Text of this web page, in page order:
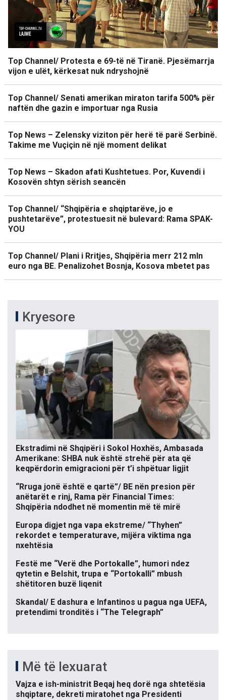
Top Channel/ Protesta e 69-të në Tiranë. Pjesëmarrja
vijon e ulët, kërkesat nuk ndryshojnë
Top Channel/ Senati amerikan miraton tarifa 500% për
naftën dhe gazin e importuar nga Rusia
Top News – Zelensky viziton për herë të parë Serbinë.
Takime me Vuçiçin në një moment delikat
Top News – Skadon afati Kushtetues. Por, Kuvendi i
Kosovën shtyn sërish seancën
Top Channel/ “Shqipëria e shqiptarëve, jo e
pushtetarëve”, protestuesit në bulevard: Rama SPAK-
YOU
Top Channel/ Plani i Rritjes, Shqipëria merr 212 mln
euro nga BE. Penalizohet Bosnja, Kosova mbetet pas
Kryesore
Ekstradimi në Shqipëri i Sokol Hoxhës, Ambasada
Amerikane: SHBA nuk është strehë për ata që
keqpërdorin emigracioni për t’i shpëtuar ligjit
“Rruga jonë është e qartë”/ BE nën presion për
anëtarët e rinj, Rama për Financial Times:
Shqipëria ndodhet në momentin më të mirë
Europa digjet nga vapa ekstreme/ “Thyhen”
rekordet e temperaturave, mijëra viktima nga
nxehtësia
Festë me “Verë dhe Portokalle”, humori ndez
qytetin e Belshit, trupa e “Portokalli” mbush
shëtitoren buzë liqenit
Skandal/ E dashura e Infantinos u pagua nga UEFA,
pretendimi tronditës i “The Telegraph”
Më të lexuarat
Vajza e ish-ministrit Beqaj heq dorë nga shtetësia
shqiptare, dekreti miratohet nga Presidenti